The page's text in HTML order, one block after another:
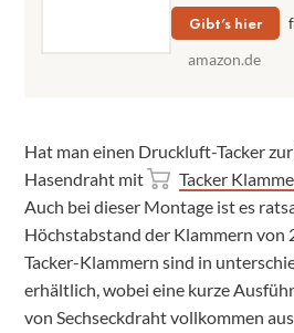
Gibt’s hier
amazon.de
Hat man einen Druckluft-Tacker
Hasendraht mit
Tacker
Auch bei dieser Montage ist es
Höchstabstand der Klammern von
Tacker-Klammern sind in
erhältlich, wobei eine kurze
von Sechseckdraht vollkommen